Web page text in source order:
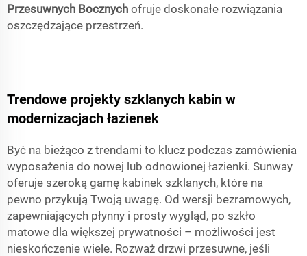
Przesuwnych Bocznych ofruje doskonałe rozwiązania
oszczędzające przestrzeń.
Trendowe projekty szklanych kabin w
modernizacjach łazienek
Być na bieżąco z trendami to klucz podczas zamówienia
wyposażenia do nowej lub odnowionej łazienki. Sunway
oferuje szeroką gamę kabinek szklanych, które na
pewno przykują Twoją uwagę. Od wersji bezramowych,
zapewniających płynny i prosty wygląd, po szkło
matowe dla większej prywatności – możliwości jest
nieskończenie wiele. Rozważ drzwi przesuwne, jeśli